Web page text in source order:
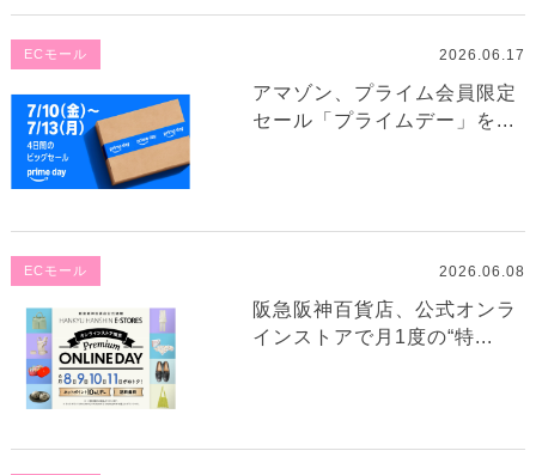
ECモール 2026.06.17
アマゾン、プライム会員限定
セール「プライムデー」を...
ECモール 2026.06.08
阪急阪神百貨店、公式オンラ
インストアで月1度の“特...